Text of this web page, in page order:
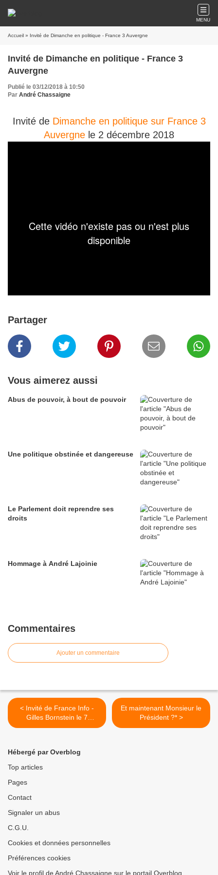
MENU
Accueil » Invité de Dimanche en politique - France 3 Auvergne
Invité de Dimanche en politique - France 3
Auvergne
Publié le 03/12/2018 à 10:50
Par André Chassaigne
Invité de Dimanche en politique sur France 3
Auvergne le 2 décembre 2018
Partager
Vous aimerez aussi
Abus de pouvoir, à bout de pouvoir
Une politique obstinée et dangereuse
Le Parlement doit reprendre ses
droits
Hommage à André Lajoinie
Commentaires
Ajouter un commentaire
< Invité de France Info -
Gilles Bornstein le 7
novembre 2018
Et maintenant Monsieur le
Président ?* >
Hébergé par Overblog
Top articles
Pages
Contact
Signaler un abus
C.G.U.
Cookies et données personnelles
Préférences cookies
Voir le profil de André Chassaigne sur le portail Overblog